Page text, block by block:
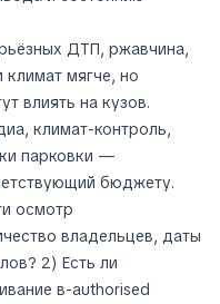
ДТП, ржавчина,
мягче, но
влиять на кузов.
климат-контроль,
парковки —
бюджету.
осмотр
владельцев, даты
2) Есть ли
в-authorised